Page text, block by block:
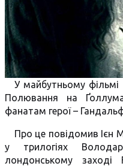
У майбутньому фільмі
Полювання на
фанатам герої –
Про це повідомив Ієн
у трилогіях
лондонському